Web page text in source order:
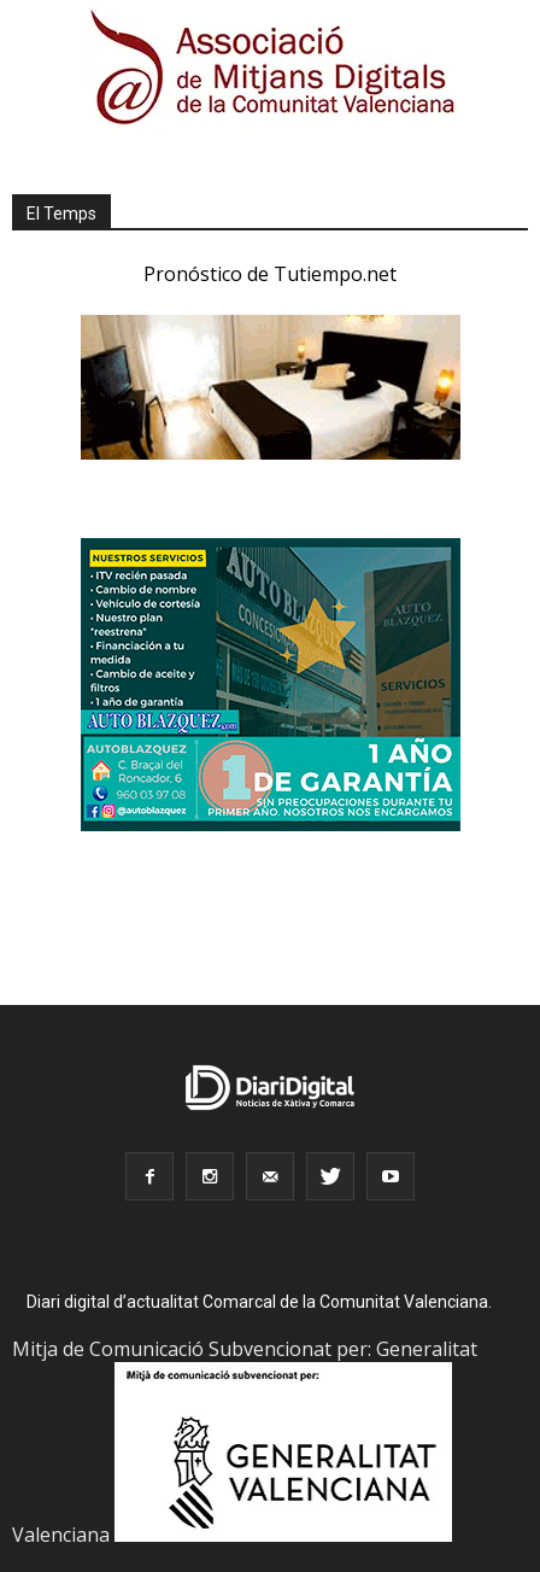
El Temps
Pronóstico de Tutiempo.net
Diari digital d’actualitat Comarcal de la Comunitat Valenciana.
Mitja de Comunicació Subvencionat per: Generalitat
Valenciana